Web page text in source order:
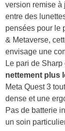
version remise
entre des
pensées pour le
& Metaverse,
envisage une
Le pari de
nettement plus
Meta Quest 3
dense et une
Pas de batterie
un soin